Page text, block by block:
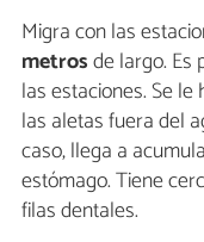
Migra con las
metrosde largo. Es
las estaciones. Se
las aletas fuera del
caso, llega a
estómago. Tiene
filas dentales.